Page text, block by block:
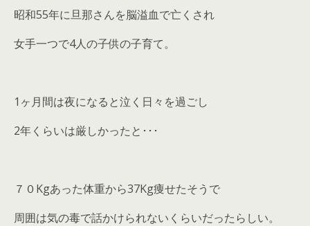
昭和55年に旦那さんを脳溢血で亡くされ
女手一つで4人の子供の子育て。
1ヶ月間は夜になると泣く日々を過ごし
2年くらいは厳しかったと･･･
７０Kgあった体重から37Kg痩せたそうで
周囲は気の毒で話かけられないくらいだったらしい。